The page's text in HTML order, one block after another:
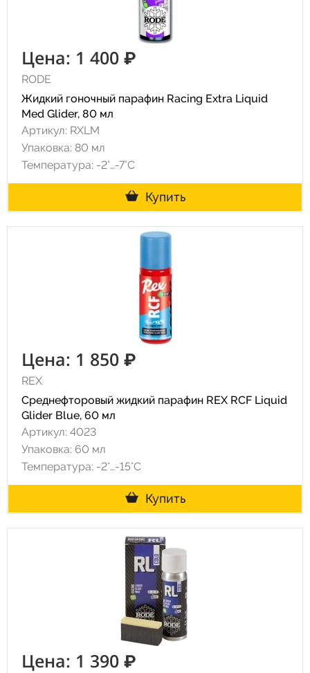
Цена: 1 400 ₽
RODE
Жидкий гоночный парафин Racing Extra Liquid
Med Glider, 80 мл
Артикул: RXLM
Упаковка: 80 мл
Температура: -2°…-7°C
Купить
Цена: 1 850 ₽
REX
Среднефторовый жидкий парафин REX RCF Liquid
Glider Blue, 60 мл
Артикул: 4023
Упаковка: 60 мл
Температура: -2°…-15°C
Купить
Цена: 1 390 ₽